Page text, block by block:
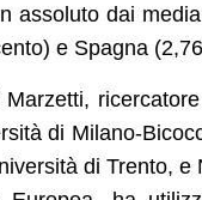
assoluto dai
e Spagna
di Milano-
di Trento,